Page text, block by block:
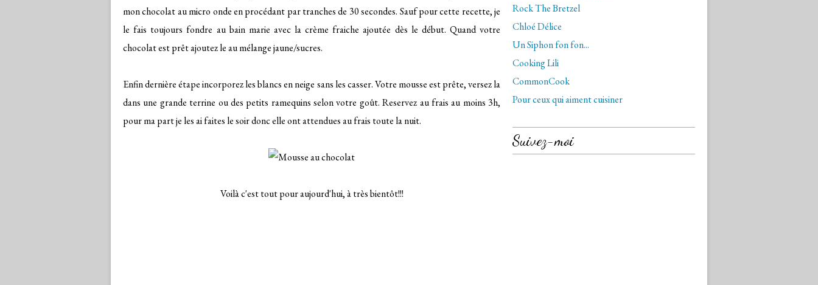
mon chocolat au micro onde en procédant par tranches de 30 secondes. Sauf pour cette recette, je
le fais toujours fondre au bain marie avec la crème fraiche ajoutée dès le début. Quand votre
chocolat est prêt ajoutez le au mélange jaune/sucres.
Enfin dernière étape incorporez les blancs en neige sans les casser. Votre mousse est prête, versez la
dans une grande terrine ou des petits ramequins selon votre goût. Reservez au frais au moins 3h,
pour ma part je les ai faites le soir donc elle ont attendues au frais toute la nuit.
Voilà c'est tout pour aujourd'hui, à très bientôt!!!
Rock The Bretzel
Chloé Délice
Un Siphon fon fon...
Cooking Lili
CommonCook
Pour ceux qui aiment cuisiner
Suivez-moi